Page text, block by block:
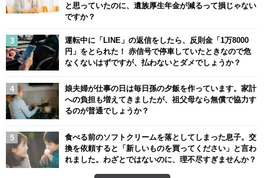
と思っていたのに、遺族厚生年金が減るって損じゃない
ですか？
運転中に「LINE」の返信をしたら、反則金「1万8000
円」をとられた！ 赤信号で停車していたときなので危
なくないはずですが、払わないとダメでしょうか？
娘夫婦が仕事の日は毎日孫の夕飯を作っています。家計
への負担も増えてきましたが、祖父母なら無償で協力す
るのが普通でしょうか？
食べる前のソフトクリームを落としてしまった息子。交
換を依頼すると「新しいものを買ってください」と言わ
れました。わざとではないのに、理不尽すぎませんか？